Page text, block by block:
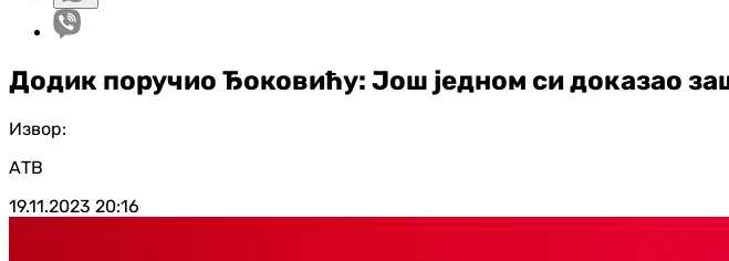
Додик поручио Ђоковићу: Још једном си доказао
Извор:
АТВ
19.11.2023 20:16